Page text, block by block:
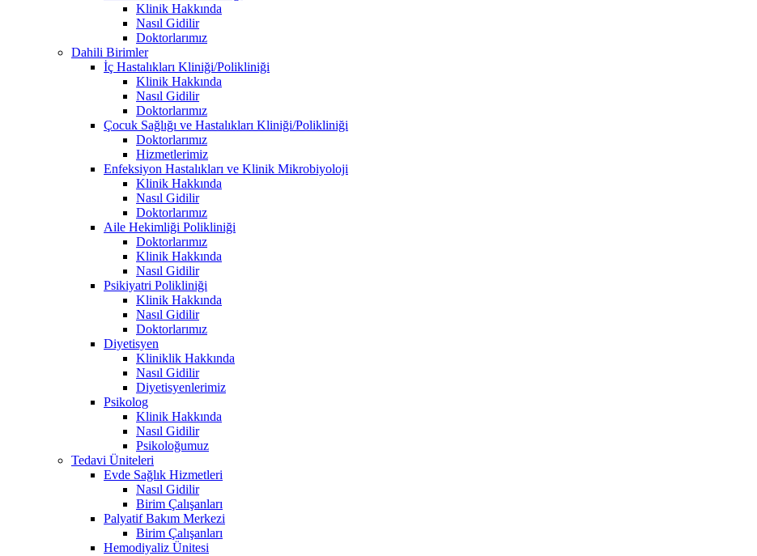
Klinik Hakkında
Nasıl Gidilir
Doktorlarımız
Dahili Birimler
İç Hastalıkları Kliniği/Polikliniği
Klinik Hakkında
Nasıl Gidilir
Doktorlarımız
Çocuk Sağlığı ve Hastalıkları Kliniği/Polikliniği
Doktorlarımız
Hizmetlerimiz
Enfeksiyon Hastalıkları ve Klinik Mikrobiyoloji
Klinik Hakkında
Nasıl Gidilir
Doktorlarımız
Aile Hekimliği Polikliniği
Doktorlarımız
Klinik Hakkında
Nasıl Gidilir
Psikiyatri Polikliniği
Klinik Hakkında
Nasıl Gidilir
Doktorlarımız
Diyetisyen
Kliniklik Hakkında
Nasıl Gidilir
Diyetisyenlerimiz
Psikolog
Klinik Hakkında
Nasıl Gidilir
Psikoloğumuz
Tedavi Üniteleri
Evde Sağlık Hizmetleri
Nasıl Gidilir
Birim Çalışanları
Palyatif Bakım Merkezi
Birim Çalışanları
Hemodiyaliz Ünitesi